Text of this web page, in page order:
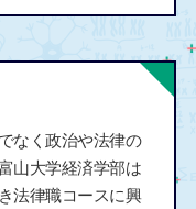
なく政治や法律の
山大学経済学部は
法律職コースに興